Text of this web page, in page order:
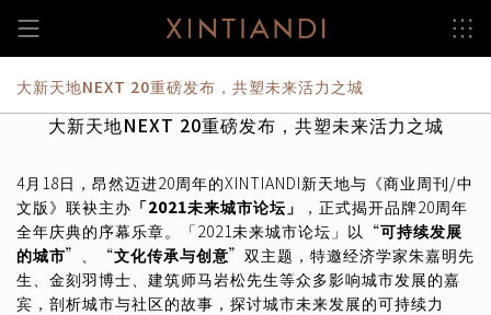
内
大新天地NEXT 20重磅发布，共塑未来活力之城
大新天地NEXT 20重磅发布，共塑未来活力之城
4月18日，昂然迈进20周年的XINTIANDI新天地与《商业周刊/中
文版》联袂主办 「2021未来城市论坛」
，正式揭开品牌20周年
全年庆典的序幕乐章。「2021未来城市论坛」以“可持续发展
的城市”、“文化传承与创意”双主题，特邀经济学家朱嘉明先
生、金刻羽博士、建筑师马岩松先生等众多影响城市发展的嘉
宾，剖析城市与社区的故事，探讨城市未来发展的可持续力